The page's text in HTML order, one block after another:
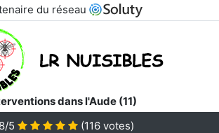
du réseau
dans l'Aude (11)
5
(116 votes)